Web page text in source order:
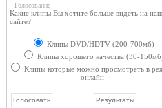
Голосование
Какие клипы Вы хотите больше видеть на
сайте?
Клипы DVD/HDTV (200-700мб)
Клипы хорошего качества (30-
Клипы которые можно просмотреть в
онлайн